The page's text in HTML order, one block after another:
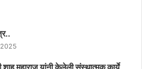
शाहू महाराज यांनी केलेली संस्थात्मक कार्ये